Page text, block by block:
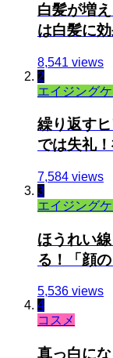
白髪が増
は白髪に
8,541 views
2
エイジング
繰り返す
では失礼
7,584 views
3
エイジング
ほうれい
る！「顔
5,536 views
4
コスメ
真っ白に